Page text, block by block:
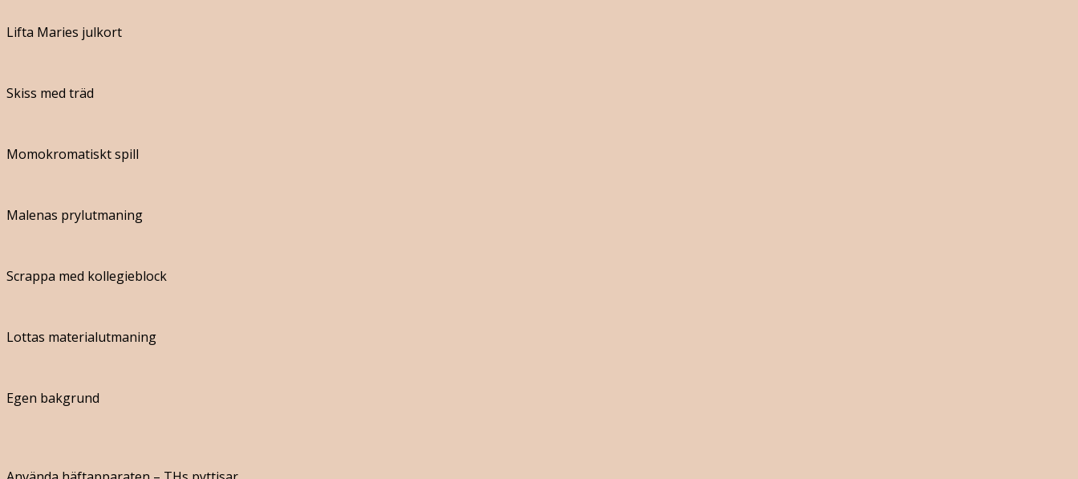
Lifta Maries julkort
Skiss med träd
Momokromatiskt spill
Malenas prylutmaning
Scrappa med kollegieblock
Lottas materialutmaning
Egen bakgrund